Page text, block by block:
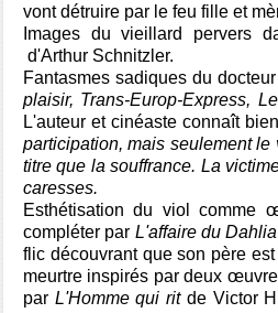
vont détruire par le feu fille et
Images du vieillard pervers
d'Arthur Schnitzler.
Fantasmes sadiques du
plaisir, Trans-Europ-Express,
L'auteur et cinéaste connaît
participation, mais seulement
titre que la souffrance. La
caresses.
Esthétisation du viol comme
compléter par L'affaire du
flic découvrant que son père
meurtre inspirés par deux
par L'Homme qui rit de Victor